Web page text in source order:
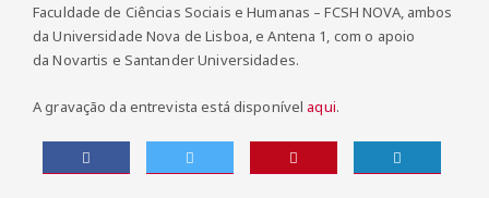
Faculdade de Ciências Sociais e Humanas – FCSH NOVA, ambos
da Universidade Nova de Lisboa, e Antena 1, com o apoio
da Novartis e Santander Universidades.
A gravação da entrevista está disponível aqui.